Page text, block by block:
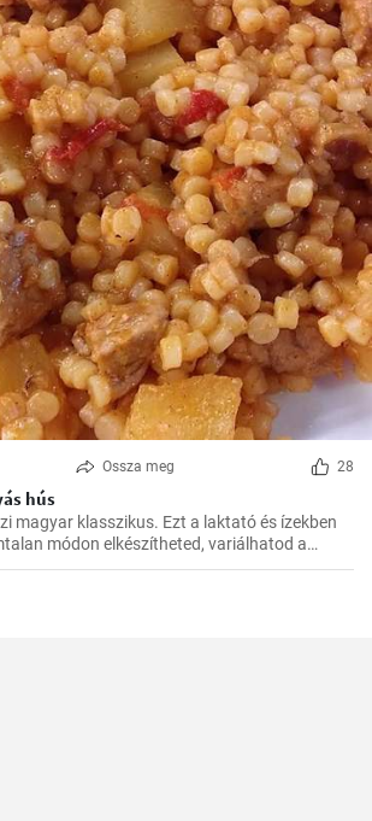
Ossza meg 28
hús
magyar klasszikus. Ezt a laktató és ízekben
módon elkészítheted, variálhatod a
ízlés szerint. Jó kísérletezést és jó étvágyat!